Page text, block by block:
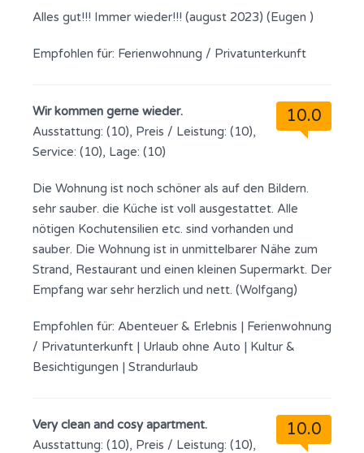
Alles gut!!! Immer wieder!!! (august 2023) (Eugen )
Empfohlen für: Ferienwohnung / Privatunterkunft
10.0
Wir kommen gerne wieder.
Ausstattung: (10), Preis / Leistung: (10),
Service: (10), Lage: (10)
Die Wohnung ist noch schöner als auf den Bildern.
sehr sauber. die Küche ist voll ausgestattet. Alle
nötigen Kochutensilien etc. sind vorhanden und
sauber. Die Wohnung ist in unmittelbarer Nähe zum
Strand, Restaurant und einen kleinen Supermarkt. Der
Empfang war sehr herzlich und nett. (Wolfgang)
Empfohlen für: Abenteuer & Erlebnis | Ferienwohnung
/ Privatunterkunft | Urlaub ohne Auto | Kultur &
Besichtigungen | Strandurlaub
10.0
Very clean and cosy apartment.
Ausstattung: (10), Preis / Leistung: (10),